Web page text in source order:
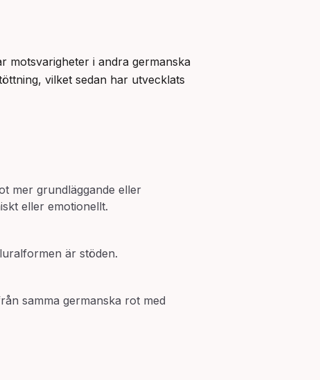
motsvarigheter i andra germanska
vilket sedan har utvecklats
mer grundläggande eller
eller emotionellt.
är stöden.
samma germanska rot med